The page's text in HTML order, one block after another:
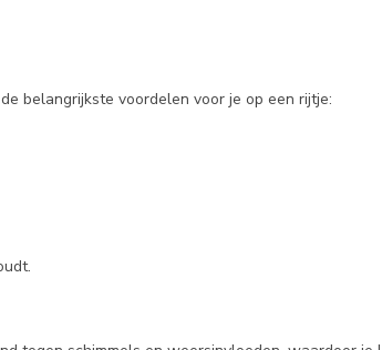
belangrijkste voordelen voor je op een rijtje: